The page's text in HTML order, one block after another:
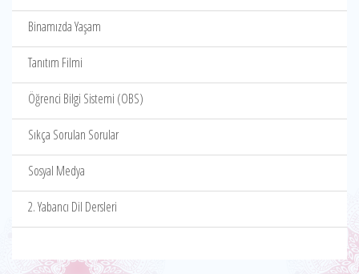
Binamızda Yaşam
Tanıtım Filmi
Öğrenci Bilgi Sistemi (OBS)
Sıkça Sorulan Sorular
Sosyal Medya
2. Yabancı Dil Dersleri